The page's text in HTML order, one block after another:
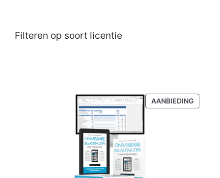
Filteren op soort licentie
AANBIEDING
IN